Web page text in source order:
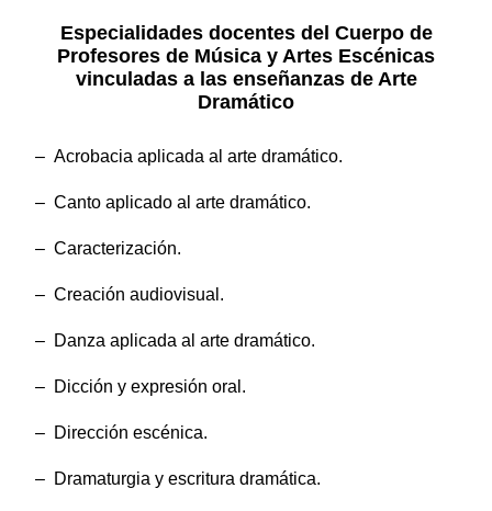
Especialidades docentes del Cuerpo de
Profesores de Música y Artes Escénicas
vinculadas a las enseñanzas de Arte
Dramático
– Acrobacia aplicada al arte dramático.
– Canto aplicado al arte dramático.
– Caracterización.
– Creación audiovisual.
– Danza aplicada al arte dramático.
– Dicción y expresión oral.
– Dirección escénica.
– Dramaturgia y escritura dramática.